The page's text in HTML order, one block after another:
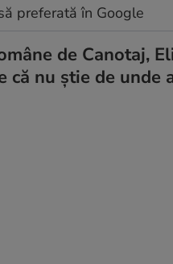
preferată în Google
de Canotaj,
că nu ştie de